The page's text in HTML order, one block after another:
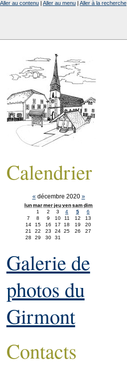
Aller au contenu | Aller au menu | Aller à la recherche
Calendrier
« décembre 2020 »
lunmarmerjeuvensamdim
1
2 3 4 5
6
7
8 9 10 11 12
13
14
15 16 17 18 19
20
21
22 23 24 25 26
27
28
29 30 31
Galerie de
photos du
Girmont
Contacts